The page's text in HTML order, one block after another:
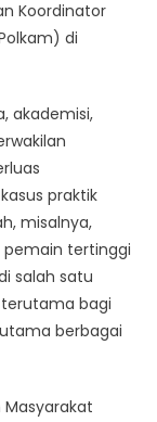
Koordinator
di
akademisi,
praktik
misalnya,
tertinggi
salah satu
bagi
berbagai